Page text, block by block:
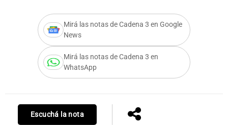
Mirá las notas de Cadena 3 en Google
News
Mirá las notas de Cadena 3 en
WhatsApp
Escuchá la nota